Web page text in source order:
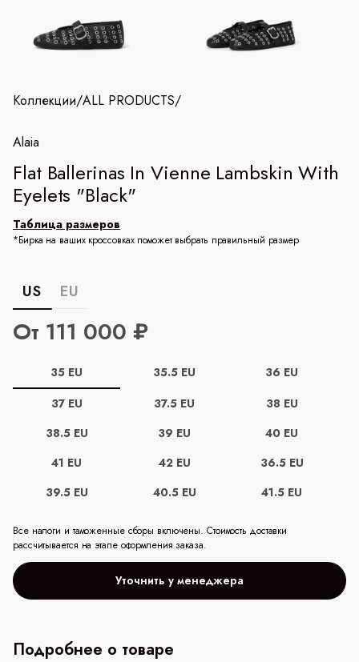
Коллекции/ALL PRODUCTS/
Alaia
Flat Ballerinas In Vienne Lambskin With
Eyelets "Black"
Таблица размеров
*Бирка на ваших кроссовках поможет выбрать правильный размер
US EU
От 111 000 ₽
35 EU 35.5 EU
36 EU
37 EU
37.5 EU
38 EU
38.5 EU
39 EU
40 EU
41 EU
42 EU
36.5 EU
39.5 EU
40.5 EU 41.5 EU
Все налоги и таможенные сборы включены. Стоимость доставки
рассчитывается на этапе оформления заказа.
Уточнить у менеджера
Подробнее о товаре